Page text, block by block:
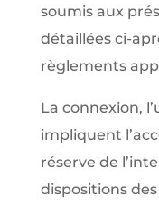
soumis aux
détaillées ci-
règlements
La connexion,
impliquent
réserve de
dispositions